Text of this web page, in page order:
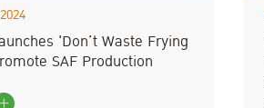
'Don’t Waste Frying
SAF Production